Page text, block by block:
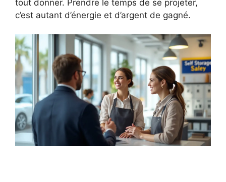
tout donner. Prendre le temps de se projeter,
c’est autant d’énergie et d’argent de gagné.